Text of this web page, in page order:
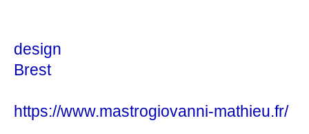
design
Brest
https://www.mastrogiovanni-mathieu.fr/